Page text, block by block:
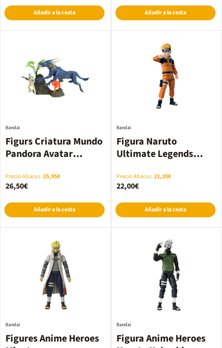
Añadir a la cesta Añadir a la cesta
Figurs Criatura Mundo
Pandora Avatar
Bandai
Precio Abacus 25,95€
26,50€
Añadir a la cesta
Figura Naruto
Ultimate Legends
Bandai
Precio Abacus 21,35€
22,00€
Añadir a la cesta
Figures Anime Heroes
Bandai
Figura Anime Heroes
Bandai